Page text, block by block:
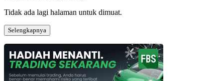
Tidak ada lagi halaman untuk dimuat.
Selengkapnya